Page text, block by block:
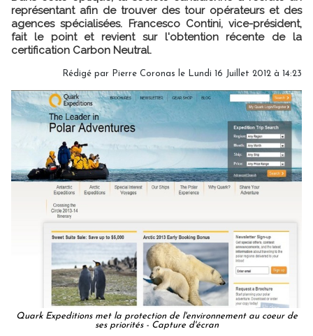
représentant afin de trouver des tour opérateurs et des
agences spécialisées. Francesco Contini, vice-président,
fait le point et revient sur l'obtention récente de la
certification Carbon Neutral.
Rédigé par Pierre Coronas le Lundi 16 Juillet 2012 à 14:23
Quark Expeditions met la protection de l'environnement au coeur de
ses priorités - Capture d'écran